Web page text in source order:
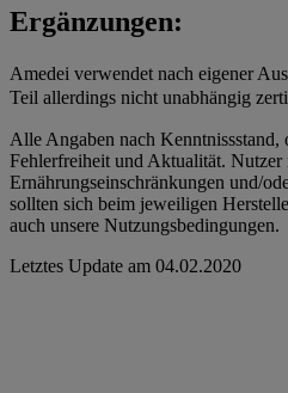
Ergänzungen:
Amedei verwendet nach eigener
Teil allerdings nicht unabhängig
Alle Angaben nach
Fehlerfreiheit und Aktualität. Nutzer
Ernährungseinschränkungen und/
sollten sich beim jeweiligen
auch unsere Nutzungsbedingungen.
Letztes Update am 04.02.2020